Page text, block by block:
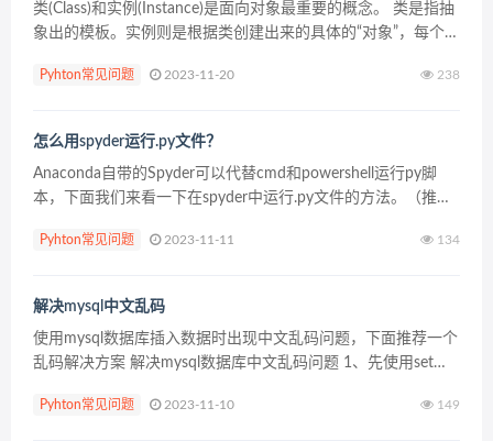
类(Class)和实例(Instance)是面向对象最重要的概念。 类是指抽
象出的模板。实例则是根据类创建出来的具体的“对象”，每个对
在python中定义一个类: ...
Pyhton常见问题 2023-11-20 238
怎么用spyder运行.py文件？
Anaconda自带的Spyder可以代替cmd和powershell运行py脚
本，下面我们来看一下在spyder中运行.py文件的方法。（推
Pyhton常见问题 2023-11-11 134
解决mysql中文乱码
使用mysql数据库插入数据时出现中文乱码问题，下面推荐一个
乱码解决方案 解决mysql数据库中文乱码问题 1、先使用set
否是数据库...
Pyhton常见问题 2023-11-10 149